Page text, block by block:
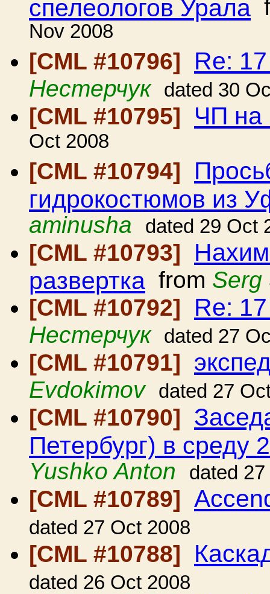
спелеологов Урала
Nov 2008
[CML #10796]
Re:
Нестерчук dated 30
[CML #10795] ЧП на
Oct 2008
[CML #10794]
гидрокостюмов из
aminusha
dated 29 Oct
[CML #10793]
развертка from Serg
[CML #10792]
Re:
Нестерчук dated 27
[CML #10791]
Evdokimov dated 27
[CML #10790]
Петербург) в среду
Yushko Anton
dated
[CML #10789]
dated 27 Oct 2008
[CML #10788]
dated 26 Oct 2008